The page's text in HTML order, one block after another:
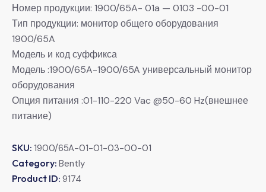
Номер продукции: 1900/65A- 01a — 0103 -00-01
Тип продукции: монитор общего оборудования
1900/65A
Модель и код суффикса
Модель :1900/65A-1900/65A универсальный монитор
оборудования
Опция питания :01-110-220 Vac @50-60 Hz(внешнее
питание)
SKU: 1900/65A-01-01-03-00-01
Category: Bently
Product ID: 9174